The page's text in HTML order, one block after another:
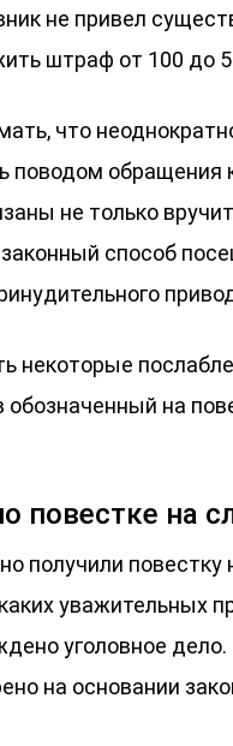
не привел
штраф от 100 до
что
поводом
не только
способ
некоторые
обозначенный на
повестке на
получили
уважительных
уголовное
на основании